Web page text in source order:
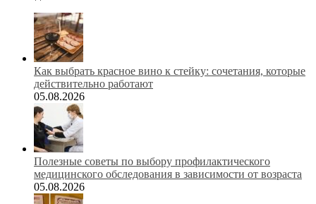
Как выбрать красное вино к стейку: сочетания, которые
действительно работают
05.08.2026
Полезные советы по выбору профилактического
медицинского обследования в зависимости от возраста
05.08.2026